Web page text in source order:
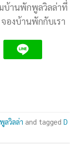
บ้านพักพูลวิลล่าที่
องบ้านพักกับเรา
พูลวิลล่า and tagged D